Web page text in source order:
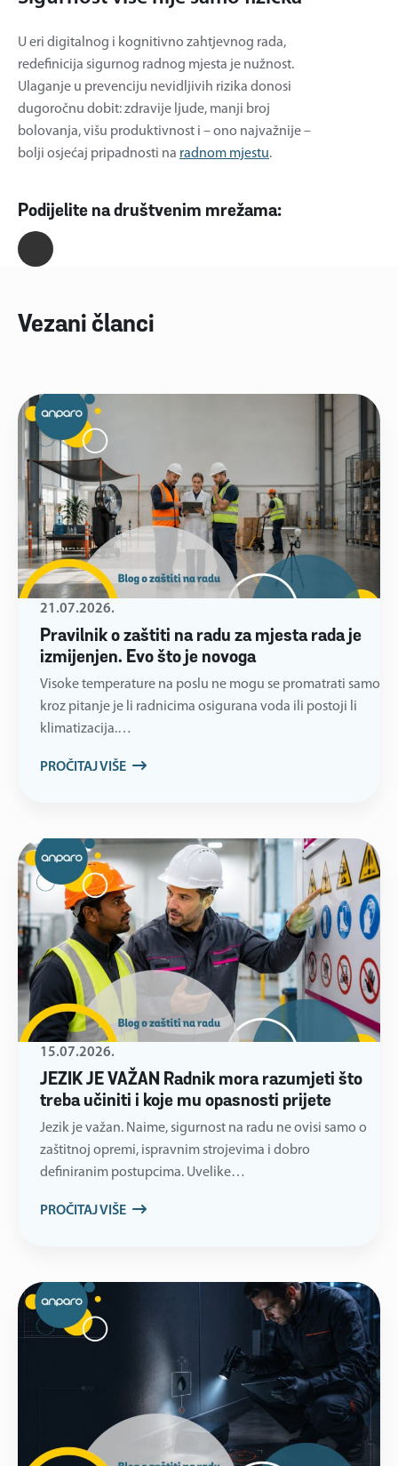
U eri digitalnog i kognitivno zahtjevnog rada,
redefinicija sigurnog radnog mjesta je nužnost.
Ulaganje u prevenciju nevidljivih rizika donosi
dugoročnu dobit: zdravije ljude, manji broj
bolovanja, višu produktivnost i – ono najvažnije –
bolji osjećaj pripadnosti na radnom mjestu.
Podijelite na društvenim mrežama:
Vezani članci
Pravilnik o zaštiti na radu za mjesta rada je
izmijenjen. Evo što je novoga
21.07.2026.
Visoke temperature na poslu ne mogu se promatrati samo
kroz pitanje je li radnicima osigurana voda ili postoji li
klimatizacija.…
PROČITAJ VIŠE
JEZIK JE VAŽAN Radnik mora razumjeti što
treba učiniti i koje mu opasnosti prijete
15.07.2026.
Jezik je važan. Naime, sigurnost na radu ne ovisi samo o
zaštitnoj opremi, ispravnim strojevima i dobro
definiranim postupcima. Uvelike…
PROČITAJ VIŠE